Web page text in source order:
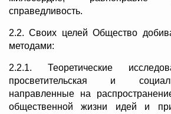
справедливость.
2.2. Своих целей Общество
методами:
2.2.1. Теоретические
просветительская и
направленные на
общественной жизни идей и